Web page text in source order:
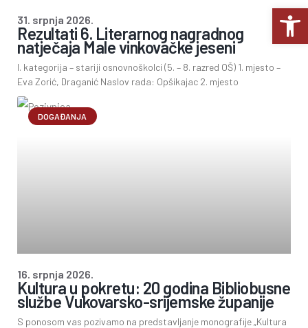
Rezultati 6. Literarnog nagradnog
natječaja Male vinkovačke jeseni
I. kategorija – stariji osnovnoškolci (5. – 8. razred OŠ) 1. mjesto –
Eva Zorić, Draganić Naslov rada: Opšikajac 2. mjesto
31. srpnja 2026.
DOGAĐANJA
Kultura u pokretu: 20 godina Bibliobusne
službe Vukovarsko-srijemske županije
S ponosom vas pozivamo na predstavljanje monografije „Kultura
16. srpnja 2026.